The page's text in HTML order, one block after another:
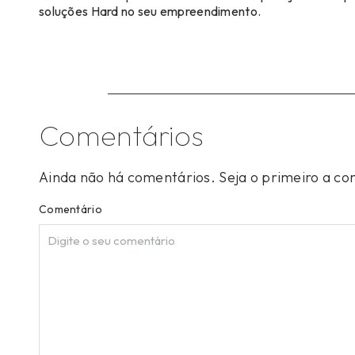
soluções Hard no seu empreendimento.
Comentários
Ainda não há comentários. Seja o primeiro a
Comentário